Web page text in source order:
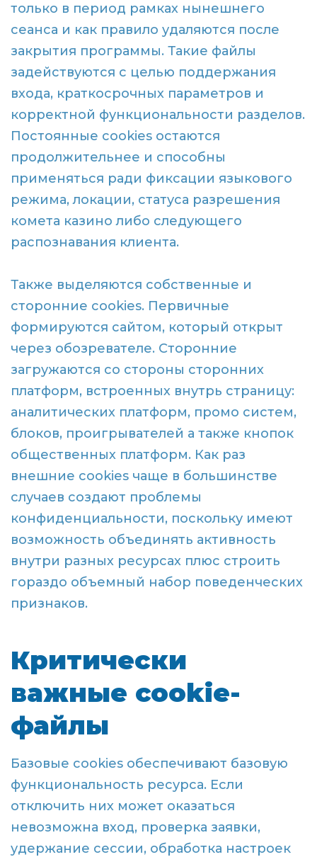
только в период рамках нынешнего
сеанса и как правило удаляются после
закрытия программы. Такие файлы
задействуются с целью поддержания
входа, краткосрочных параметров и
корректной функциональности разделов.
Постоянные cookies остаются
продолжительнее и способны
применяться ради фиксации языкового
режима, локации, статуса разрешения
комета казино либо следующего
распознавания клиента.
Также выделяются собственные и
сторонние cookies. Первичные
формируются сайтом, который открыт
через обозревателе. Сторонние
загружаются со стороны сторонних
платформ, встроенных внутрь страницу:
аналитических платформ, промо систем,
блоков, проигрывателей а также кнопок
общественных платформ. Как раз
внешние cookies чаще в большинстве
случаев создают проблемы
конфиденциальности, поскольку имеют
возможность объединять активность
внутри разных ресурсах плюс строить
гораздо объемный набор поведенческих
признаков.
Критически
важные cookie-
файлы
Базовые cookies обеспечивают базовую
функциональность ресурса. Если
отключить них может оказаться
невозможна вход, проверка заявки,
удержание сессии, обработка настроек